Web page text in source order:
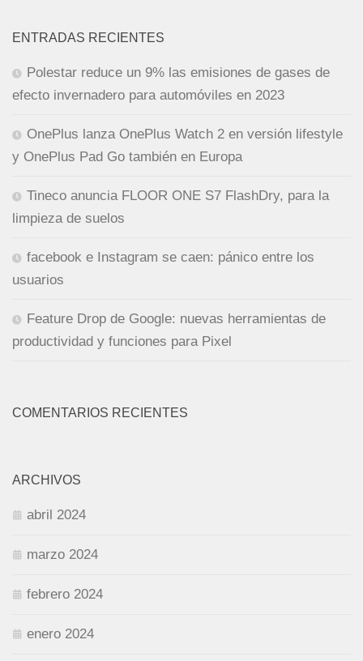
ENTRADAS RECIENTES
Polestar reduce un 9% las emisiones de gases de
efecto invernadero para automóviles en 2023
OnePlus lanza OnePlus Watch 2 en versión lifestyle
y OnePlus Pad Go también en Europa
Tineco anuncia FLOOR ONE S7 FlashDry, para la
limpieza de suelos
facebook e Instagram se caen: pánico entre los
usuarios
Feature Drop de Google: nuevas herramientas de
productividad y funciones para Pixel
COMENTARIOS RECIENTES
ARCHIVOS
abril 2024
marzo 2024
febrero 2024
enero 2024